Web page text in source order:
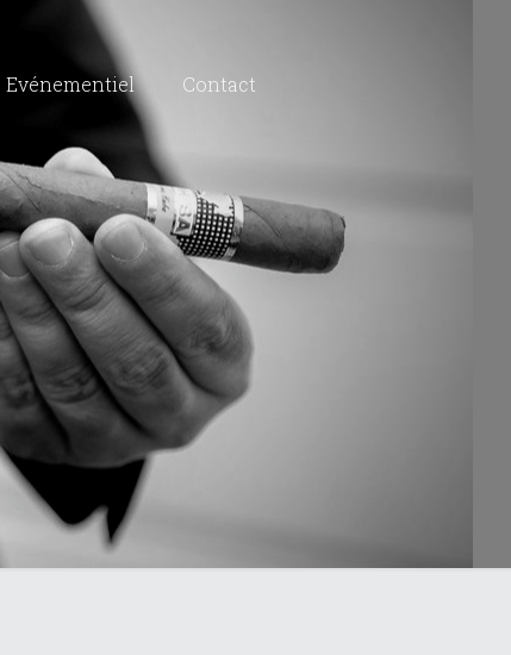
Evénementiel Contact